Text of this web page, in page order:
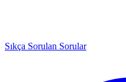
Sıkça Sorulan Sorular